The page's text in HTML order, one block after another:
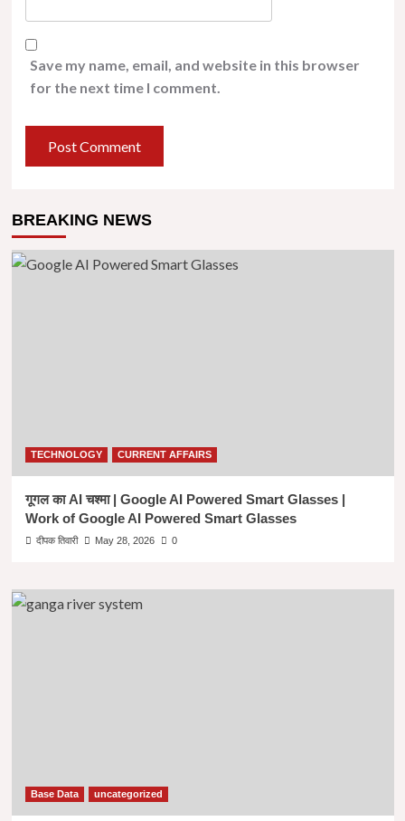
Save my name, email, and website in this browser
for the next time I comment.
BREAKING NEWS
TECHNOLOGY CURRENT AFFAIRS
गूगल का AI चश्मा | Google AI Powered Smart Glasses |
Work of Google AI Powered Smart Glasses
दीपक तिवारी May 28, 2026 0
Base Data uncategorized